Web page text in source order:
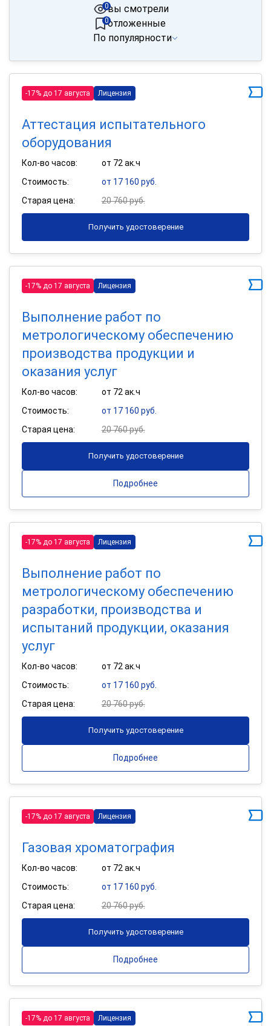
вы смотрели
0
отложенные
0
По популярности
-17% до 17 августа Лицензия
Аттестация испытательного
оборудования
Кол-во часов:
от 72 ак.ч
Стоимость:
от 17 160 руб.
Старая цена:
20 760 руб.
Получить удостоверение
-17% до 17 августа Лицензия
Выполнение работ по
метрологическому обеспечению
производства продукции и
оказания услуг
Кол-во часов:
от 72 ак.ч
Стоимость:
от 17 160 руб.
Старая цена:
20 760 руб.
Получить удостоверение
Подробнее
-17% до 17 августа Лицензия
Выполнение работ по
метрологическому обеспечению
разработки, производства и
испытаний продукции, оказания
услуг
Кол-во часов:
от 72 ак.ч
Стоимость:
от 17 160 руб.
Старая цена:
20 760 руб.
Получить удостоверение
Подробнее
-17% до 17 августа Лицензия
Газовая хроматография
Кол-во часов:
от 72 ак.ч
Стоимость:
от 17 160 руб.
Старая цена:
20 760 руб.
Получить удостоверение
Подробнее
-17% до 17 августа Лицензия